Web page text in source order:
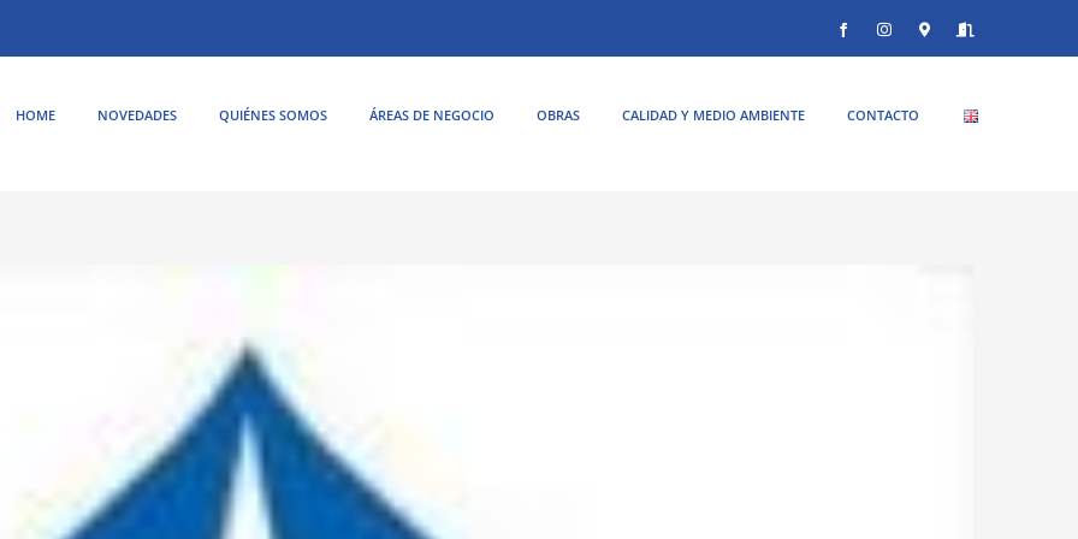
FacebookInstagramDondeEntrar
HOME NOVEDADES QUIÉNES SOMOS ÁREAS DE NEGOCIO OBRAS CALIDAD Y MEDIO AMBIENTE CONTACTO